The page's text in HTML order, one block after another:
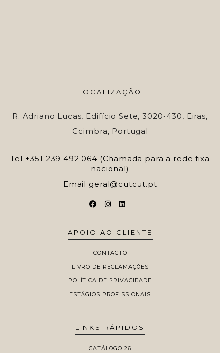
LOCALIZAÇÃO
R. Adriano Lucas, Edifício Sete, 3020-430, Eiras,
Coimbra, Portugal
Tel +351 239 492 064 (Chamada para a rede fixa
nacional)
Email geral@cutcut.pt
APOIO AO CLIENTE
CONTACTO
LIVRO DE RECLAMAÇÕES
POLÍTICA DE PRIVACIDADE
ESTÁGIOS PROFISSIONAIS
LINKS RÁPIDOS
CATÁLOGO 26